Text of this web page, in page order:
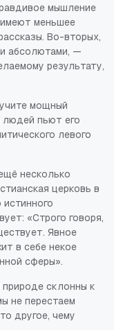
мышление
меньшее
Во-вторых,
абсолютами, —
результату,
мощный
людей пьют его
левого
несколько
церковь в
истинного
«Строго говоря,
Явное
в себе некое
сферы».
склонны к
не перестаем
другое, чему